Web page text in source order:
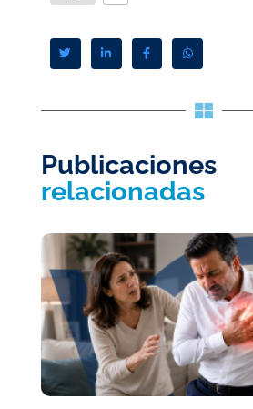
Publicaciones
relacionadas